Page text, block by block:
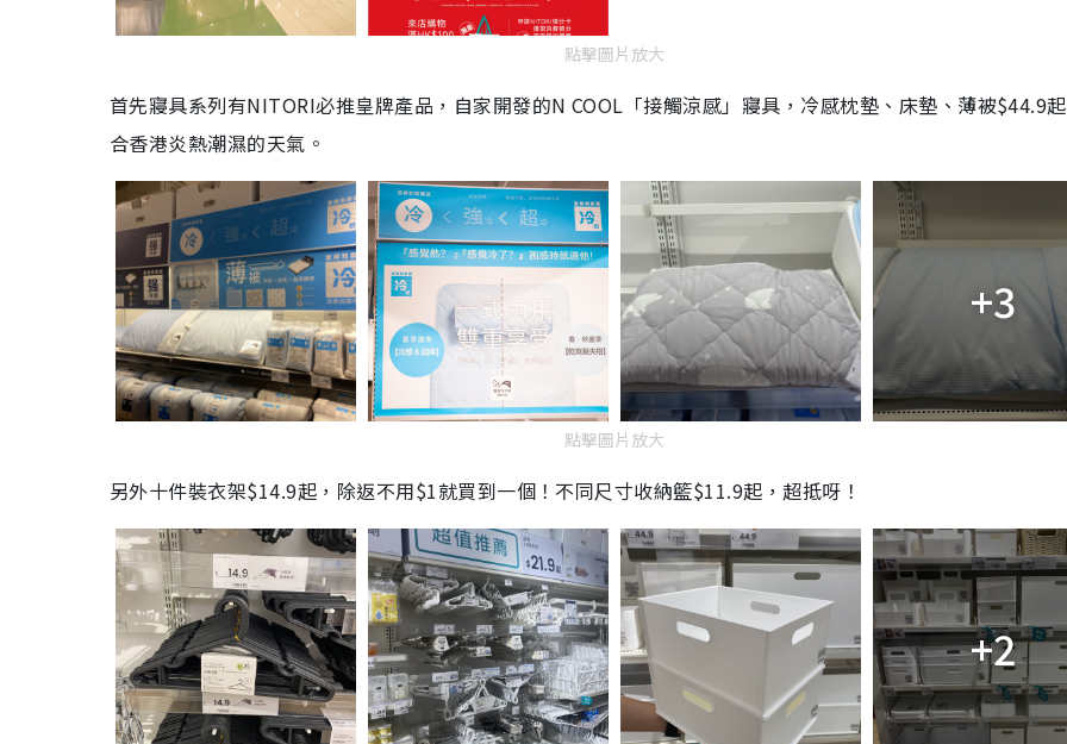
點擊圖片放大
首先寢具系列有NITORI必推皇牌產品，自家開發的N COOL「接觸涼感」寢具， 冷感枕墊、床墊、薄被$44.9
合香港炎熱潮濕的天氣。
+3
點擊圖片放大
另外十件裝衣架$14.9起，除返不用$1就買到一個！不同尺寸收納籃$11.9起，超抵呀！
+2